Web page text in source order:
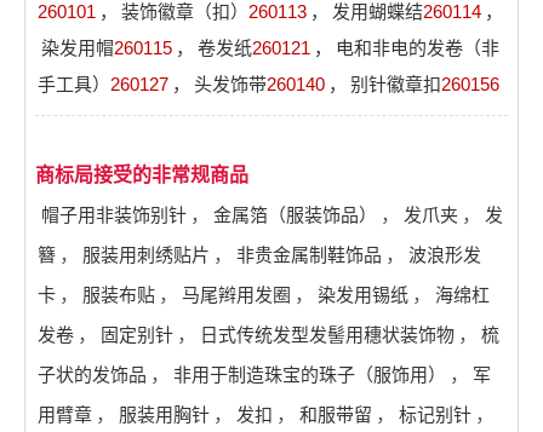
260101 ， 装饰徽章（扣） 260113 ， 发用蝴蝶结260114 ，
染发用帽260115 ， 卷发纸260121 ，
电和非电的发卷（非
手工具） 260127 ， 头发饰带260140 ， 别针徽章扣260156
商标局接受的非常规商品
帽子用非装饰别针 ， 金属箔（服装饰品） ， 发爪夹 ，
发
簪 ， 服装用刺绣贴片 ， 非贵金属制鞋饰品 ，
波浪形发
卡 ， 服装布贴 ， 马尾辫用发圈 ， 染发用锡纸 ，
海绵杠
发卷 ， 固定别针 ， 日式传统发型发髻用穗状装饰物 ，
梳
子状的发饰品 ， 非用于制造珠宝的珠子（服饰用） ，
军
用臂章 ， 服装用胸针 ， 发扣 ， 和服带留 ， 标记别针 ，